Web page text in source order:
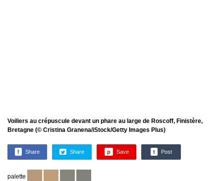
Voiliers au crépuscule devant un phare au large de Roscoff, Finistère,
Bretagne (© Cristina Granena/iStock/Getty Images Plus)
f Share Share p Save t Post
palette